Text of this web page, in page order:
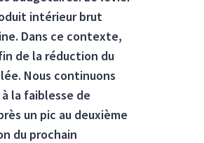
intérieur brut
Dans ce contexte,
de la réduction du
Nous continuons
la faiblesse de
un pic au deuxième
du prochain